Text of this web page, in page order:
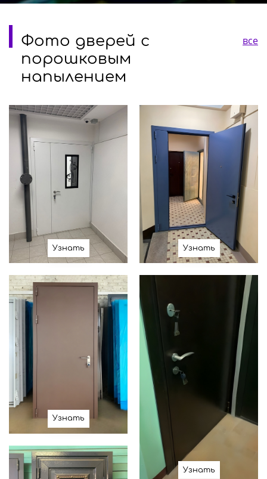
Фото дверей с
порошковым
напылением
все
Узнать
Узнать
Узнать
Узнать